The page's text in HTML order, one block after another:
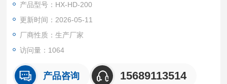
3. 物镜通光孔径：80毫米
4. 林格曼黑度等级：0～5级
5. 分划面摄像倍率：2倍
产品型号：HX-HD-200
更新时间：2026-05-11
厂商性质：生产厂家
访问量：1064
产品咨询 15689113514